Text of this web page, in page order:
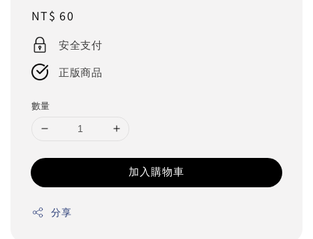
Regular
price
NT$ 60
安全支付
正版商品
數量
加入購物車
分享